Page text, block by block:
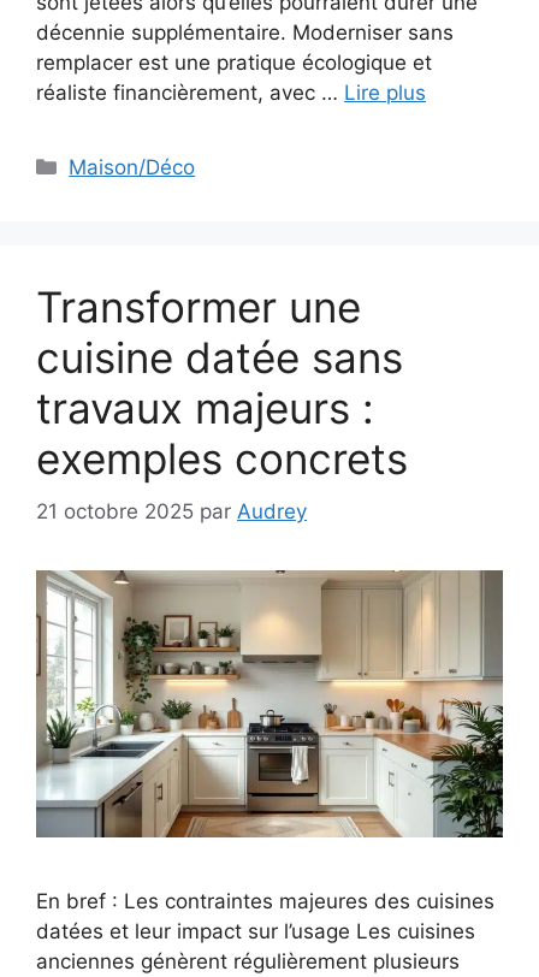
décennie supplémentaire. Moderniser sans
remplacer est une pratique écologique et
réaliste financièrement, avec … Lire plus
Catégories
Maison/Déco
Transformer une
cuisine datée sans
travaux majeurs :
exemples concrets
21 octobre 2025 par Audrey
En bref : Les contraintes majeures des cuisines
datées et leur impact sur l’usage Les cuisines
anciennes génèrent régulièrement plusieurs